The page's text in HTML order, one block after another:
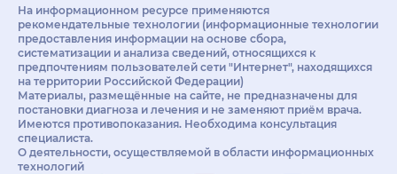
На информационном ресурсе применяются
рекомендательные технологии (информационные технологии
предоставления информации на основе сбора,
систематизации и анализа сведений, относящихся к
предпочтениям пользователей сети "Интернет", находящихся
на территории Российской Федерации)
Материалы, размещённые на сайте, не предназначены для
постановки диагноза и лечения и не заменяют приём врача.
Имеются противопоказания. Необходима консультация
специалиста.
О деятельности, осуществляемой в области информационных
технологий